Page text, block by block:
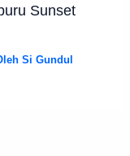
Sunset
Si Gundul